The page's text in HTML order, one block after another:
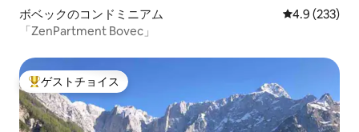
ボベックのコンドミニアム レビュー233
4.9 (233)
「ZenPartment Bovec」
大好評のゲストチョイスです。
ゲストチョイス